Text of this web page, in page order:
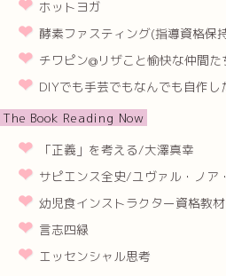
ホットヨガ
酵素ファスティング(指導資格保
チワピン@リザこと愉快な仲間た
DIYでも手芸でもなんでも自作し
The Book Reading Now
「正義」を考える/大澤真幸
サピエンス全史/ユヴァル・ノア
幼児食インストラクター資格教材
言志四緑
エッセンシャル思考